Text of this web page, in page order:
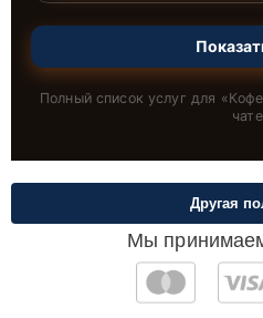
Полный список услуг для «
чате
Мы
Другая